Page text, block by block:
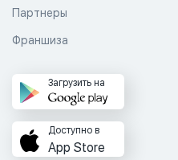
Партнеры
Франшиза
Загрузить на
Доступно в
App Store